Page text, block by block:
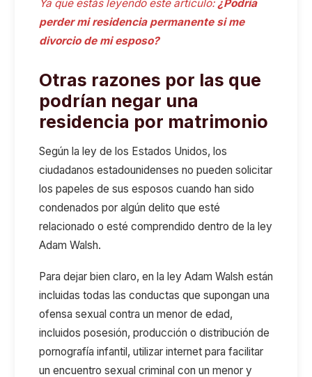
Ya que estás leyendo este artículo: ¿Podría
perder mi residencia permanente si me
divorcio de mi esposo?
Otras razones por las que
podrían negar una
residencia por matrimonio
Según la ley de los Estados Unidos, los
ciudadanos estadounidenses no pueden solicitar
los papeles de sus esposos cuando han sido
condenados por algún delito que esté
relacionado o esté comprendido dentro de la ley
Adam Walsh.
Para dejar bien claro, en la ley Adam Walsh están
incluidas todas las conductas que supongan una
ofensa sexual contra un menor de edad,
incluidos posesión, producción o distribución de
pornografía infantil, utilizar internet para facilitar
un encuentro sexual criminal con un menor y